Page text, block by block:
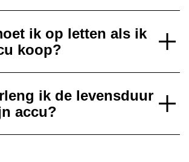
ik op letten als ik
koop?
ik de levensduur
accu?